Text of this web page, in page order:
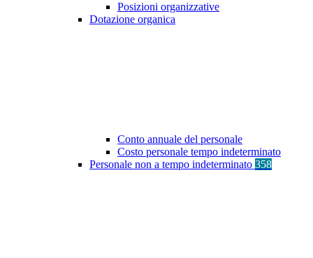
Posizioni organizzative
Dotazione organica
Conto annuale del personale
Costo personale tempo indeterminato
Personale non a tempo indeterminato 358